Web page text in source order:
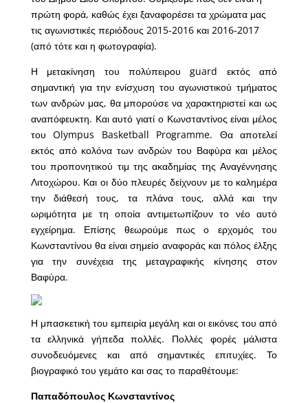
πρώτη φορά, καθώς έχει ξαναφορέσει τα χρώματα μας
τις αγωνιστικές περιόδους 2015-2016 και 2016-2017
(από τότε και η φωτογραφία).
Η μετακίνηση του πολύπειρου guard εκτός από
σημαντική για την ενίσχυση του αγωνιστικού τμήματος
των ανδρών μας, θα μπορούσε να χαρακτηριστεί και ως
αναπόφευκτη. Και αυτό γιατί ο Κωνσταντίνος είναι μέλος
του Olympus Basketball Programme. Θα αποτελεί
εκτός από κολόνα των ανδρών του Βαφύρα και μέλος
του προπονητικού τιμ της ακαδημίας της Αναγέννησης
Λιτοχώρου. Και οι δύο πλευρές δείχνουν με το καλημέρα
την διάθεσή τους, τα πλάνα τους, αλλά και την
ωριμότητα με τη οποία αντιμετωπίζουν το νέο αυτό
εγχείρημα. Επίσης θεωρούμε πως ο ερχομός του
Κωνσταντίνου θα είναι σημείο αναφοράς και πόλος έλξης
για την συνέχεια της μεταγραφικής κίνησης στον
Βαφύρα.
Η μπασκετική του εμπειρία μεγάλη και οι εικόνες του από
τα ελληνικά γήπεδα πολλές. Πολλές φορές μάλιστα
συνοδευόμενες και από σημαντικές επιτυχίες. Το
βιογραφικό του γεμάτο και σας το παραθέτουμε:
Παπαδόπουλος Κωνσταντίνος